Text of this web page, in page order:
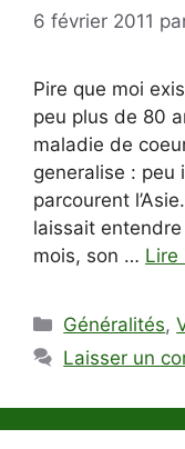
6 février 2011
Pire que moi
peu plus de 80
maladie de
generalise : peu
parcourent
laissait
mois, son … Lire
Catégories
Généralités,
Laisser un